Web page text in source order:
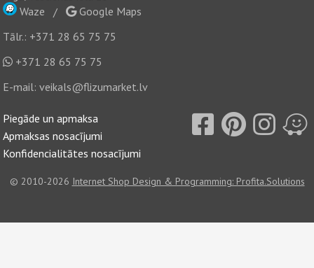
Waze /
Google Maps
Tālr.: +371 28 65 75 75
+371 28 65 75 75
E-mail:veikals@flizumarket.lv
Piegāde un apmaksa
Apmaksas nosacījumi
Konfidencialitātes nosacījumi
© 2010-2026 Internet Shop Design & Programming: Profita.Solutions